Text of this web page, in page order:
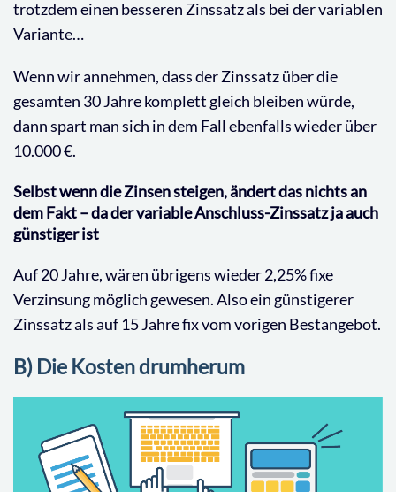
trotzdem einen besseren Zinssatz als bei der variablen
Variante…
Wenn wir annehmen, dass der Zinssatz über die
gesamten 30 Jahre komplett gleich bleiben würde,
dann spart man sich in dem Fall ebenfalls wieder über
10.000 €.
Selbst wenn die Zinsen steigen, ändert das nichts an
dem Fakt – da der variable Anschluss-Zinssatz ja auch
günstiger ist
Auf 20 Jahre, wären übrigens wieder 2,25% fixe
Verzinsung möglich gewesen. Also ein günstigerer
Zinssatz als auf 15 Jahre fix vom vorigen Bestangebot.
B) Die Kosten drumherum